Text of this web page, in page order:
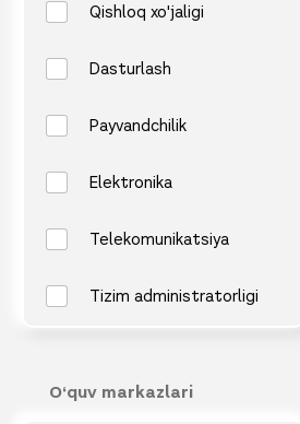
Qishloq xo'jaligi
Dasturlash
Payvandchilik
Elektronika
Telekomunikatsiya
Tizim administratorligi
O‘quv markazlari